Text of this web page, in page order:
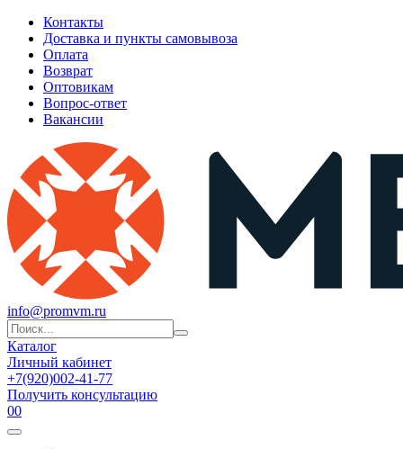
Контакты
Доставка и пункты самовывоза
Оплата
Возврат
Оптовикам
Вопрос-ответ
Вакансии
info@promvm.ru
Каталог
Личный кабинет
+7(920)002-41-77
Получить консультацию
00